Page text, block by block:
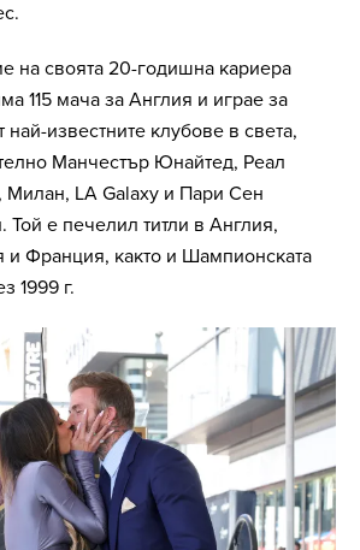
на своята 20-годишна кариера
115 мача за Англия и играе за
най-известните клубове в света,
Манчестър Юнайтед, Реал
Милан, LA Galaxy и Пари Сен
е печелил титли в Англия,
и Франция, както и Шампионската
1999 г.